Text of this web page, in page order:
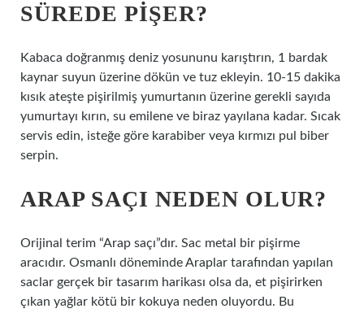
SÜREDE PIŞER?
Kabaca doğranmış deniz yosununu karıştırın, 1 bardak
kaynar suyun üzerine dökün ve tuz ekleyin. 10-15 dakika
kısık ateşte pişirilmiş yumurtanın üzerine gerekli sayıda
yumurtayı kırın, su emilene ve biraz yayılana kadar. Sıcak
servis edin, isteğe göre karabiber veya kırmızı pul biber
serpin.
ARAP SAÇI NEDEN OLUR?
Orijinal terim “Arap saçı”dır. Sac metal bir pişirme
aracıdır. Osmanlı döneminde Araplar tarafından yapılan
saclar gerçek bir tasarım harikası olsa da, et pişirirken
çıkan yağlar kötü bir kokuya neden oluyordu. Bu